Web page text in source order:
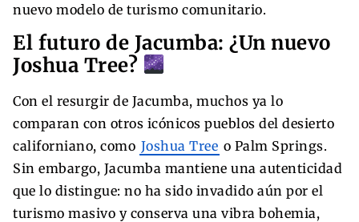
nuevo modelo de turismo comunitario.
El futuro de Jacumba: ¿Un nuevo
Joshua Tree?
Con el resurgir de Jacumba, muchos ya lo
comparan con otros icónicos pueblos del desierto
californiano, como Joshua Tree o Palm Springs.
Sin embargo, Jacumba mantiene una autenticidad
que lo distingue: no ha sido invadido aún por el
turismo masivo y conserva una vibra bohemia,